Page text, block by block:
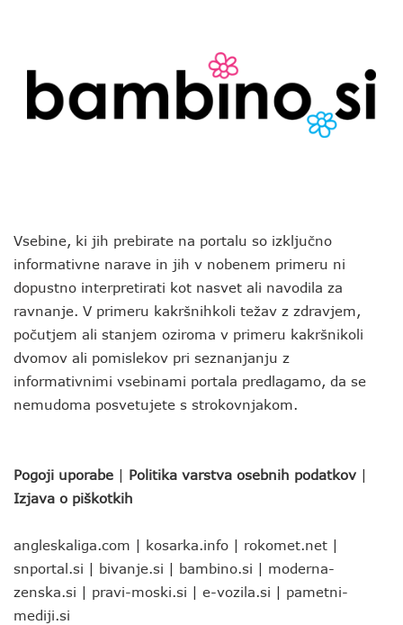
Vsebine, ki jih prebirate na portalu so izključno
informativne narave in jih v nobenem primeru ni
dopustno interpretirati kot nasvet ali navodila za
ravnanje. V primeru kakršnihkoli težav z zdravjem,
počutjem ali stanjem oziroma v primeru kakršnikoli
dvomov ali pomislekov pri seznanjanju z
informativnimi vsebinami portala predlagamo, da se
nemudoma posvetujete s strokovnjakom.
Pogoji uporabe | Politika varstva osebnih podatkov |
Izjava o piškotkih
angleskaliga.com | kosarka.info | rokomet.net |
snportal.si | bivanje.si | bambino.si | moderna-
zenska.si | pravi-moski.si | e-vozila.si | pametni-
mediji.si